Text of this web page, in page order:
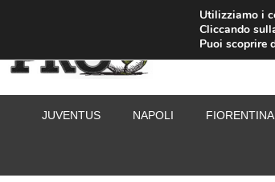
JUVENTUS NAPOLI FIORENTINA
Utilizziamo i
Cliccando
Puoi scoprire